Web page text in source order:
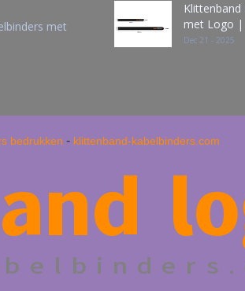
met
Klittenband
met Logo |
Dec 21 - 2025
bedrukken - klittenband-kabelbinders.com